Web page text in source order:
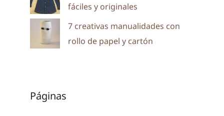
fáciles y originales
7 creativas manualidades con
rollo de papel y cartón
Páginas